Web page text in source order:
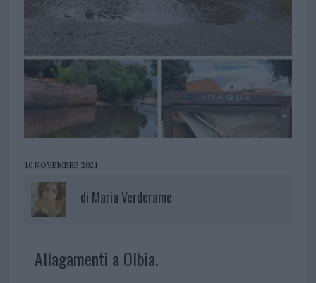
10 NOVEMBRE 2021
di Maria Verderame
Allagamenti a Olbia.